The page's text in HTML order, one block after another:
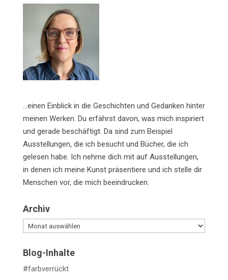
…einen Einblick in die Geschichten und Gedanken hinter
meinen Werken. Du erfährst davon, was mich inspiriert
und gerade beschäftigt. Da sind zum Beispiel
Ausstellungen, die ich besucht und Bücher, die ich
gelesen habe. Ich nehme dich mit auf Ausstellungen,
in denen ich meine Kunst präsentiere und ich stelle dir
Menschen vor, die mich beeindrucken.
Archiv
Archiv
Blog-Inhalte
#farbverrückt